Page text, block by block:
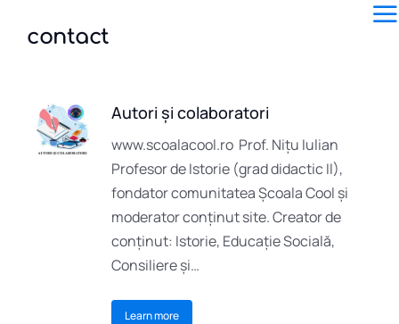
contact
Autori și colaboratori
www.scoalacool.ro Prof. Nițu Iulian
Profesor de Istorie (grad didactic II),
fondator comunitatea Școala Cool și
moderator conținut site. Creator de
conținut: Istorie, Educație Socială,
Consiliere și…
Learn more